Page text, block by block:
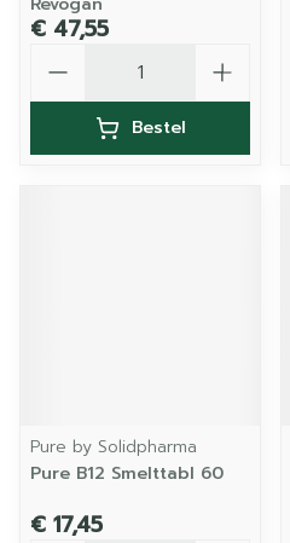
€ 47,55
Bestel
Pure by Solidpharma
Pure B12 Smelttabl 60
€ 17,45